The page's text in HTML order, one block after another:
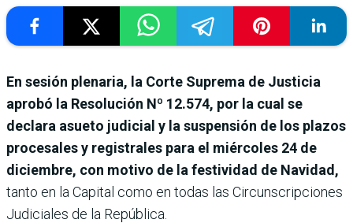
En sesión plenaria, la Corte Suprema de Justicia
aprobó la Resolución Nº 12.574, por la cual se
declara asueto judicial y la suspensión de los plazos
procesales y registrales para el miércoles 24 de
diciembre, con motivo de la festividad de Navidad,
tanto en la Capital como en todas las Circunscripciones
Judiciales de la República.